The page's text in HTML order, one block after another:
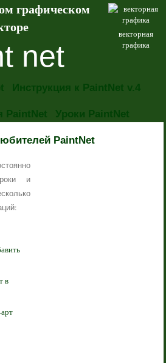
векторная
графика
графическом
Инструкция к PaintNet v.4
Уроки PaintNet
PaintNet
и
в